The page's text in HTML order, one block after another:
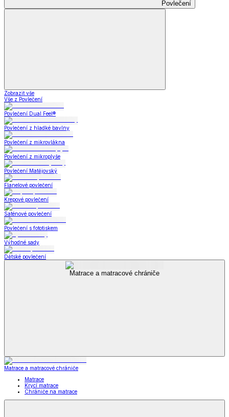
Povlečení
Zobrazit vše
Vše z Povlečení
Povlečení Dual Feel®
Povlečení z hladké bavlny
Povlečení z mikrovlákna
Povlečení z mikroplyše
Povlečení Matějovský
Flanelové povlečení
Krepové povlečení
Saténové povlečení
Povlečení s fototiskem
Výhodné sady
Dětské povlečení
Matrace a matracové chrániče
Matrace a matracové chrániče
Matrace
Krycí matrace
Chrániče na matrace